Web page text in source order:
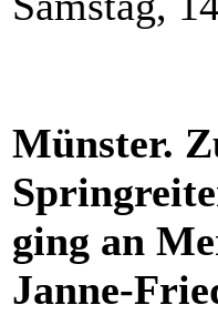
Münster.
ging an
Janne-